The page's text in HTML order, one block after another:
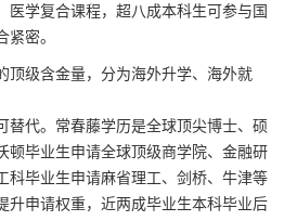
医学复合课程，超八成本科生可参与国
密。
顶级含金量，分为海外升学、海外就
替代。常春藤学历是全球顶尖博士、硕
顿毕业生申请全球顶级商学院、金融研
科毕业生申请麻省理工、剑桥、牛津等
升申请权重，近两成毕业生本科毕业后